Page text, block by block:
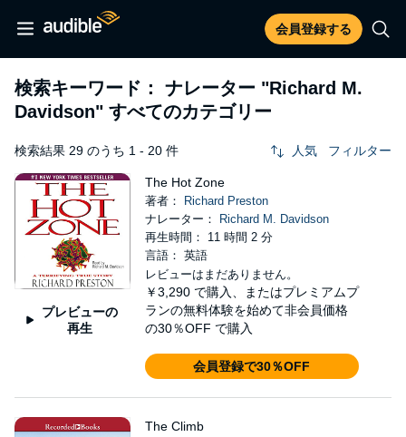
会員登録する
検索キーワード： ナレーター "Richard M.
Davidson" すべてのカテゴリー
検索結果 29 のうち 1 - 20 件 人気 フィルター
プレビューの
再生
The Hot Zone
著者：
Richard Preston
ナレーター：
Richard M. Davidson
再生時間： 11 時間 2 分
言語： 英語
レビューはまだありません。
￥3,290 で購入、またはプレミアムプ
ランの無料体験を始めて非会員価格
の30％OFF で購入
会員登録で30％OFF
The Climb